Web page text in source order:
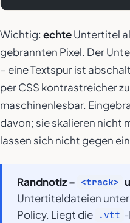
Wichtig:echteUntertitel
gebrannten Pixel. Der
– eine Textspur ist
per CSS kontrastreicher
maschinenlesbar.
davon; sie skalieren nicht
lassen sich nicht gegen
Randnotiz – <track>
Untertiteldateien
Policy. Liegt die
.vtt